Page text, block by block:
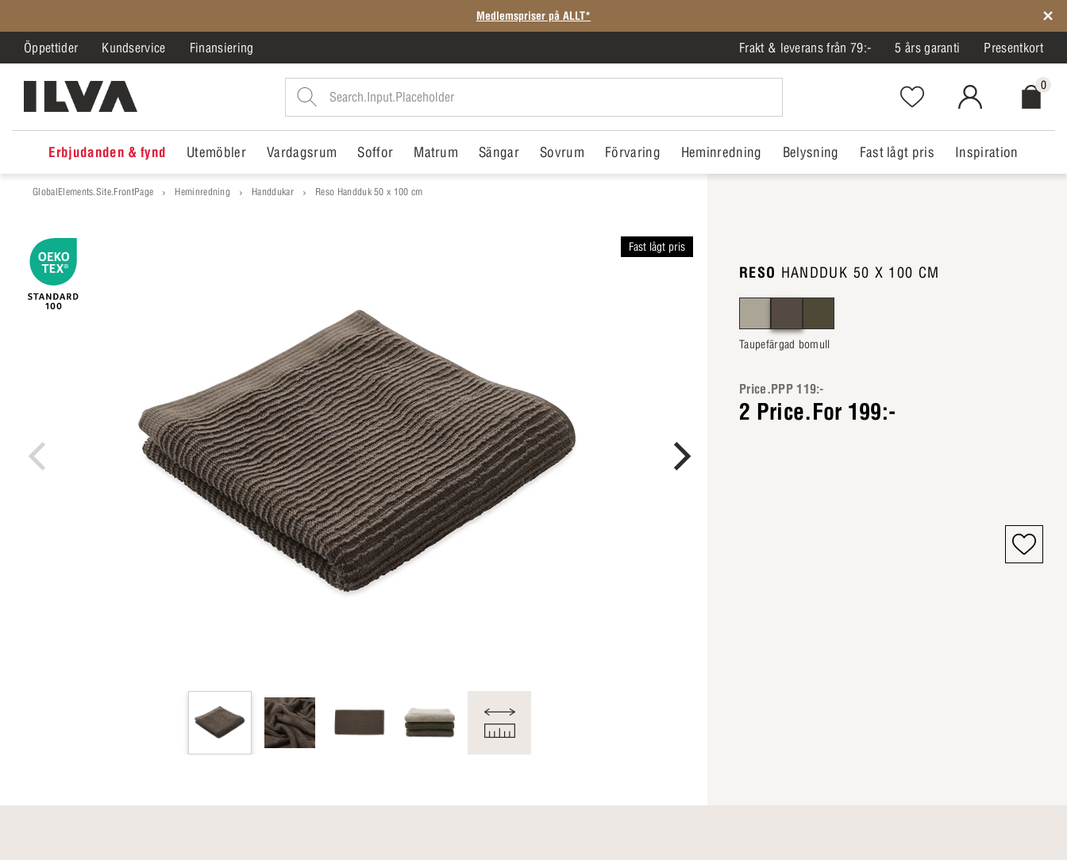
Medlemspriser på ALLT*
Öppettider Kundservice Finansiering Frakt & leverans från 79:- 5 års garanti Presentkort
Favorites.NavigationButton.Text
MitIlva.Login
0
Erbjudanden & fynd Utemöbler Vardagsrum Soffor Matrum Sängar Sovrum Förvaring Heminredning Belysning Fast lågt pris Inspiration
GlobalElements.Site.FrontPage Heminredning Handdukar Reso Handduk 50 x 100 cm
Fast lågt pris
RESO HANDDUK 50 X 100 CM
Taupefärgad bomull
Price.PPP 119:-
2 Price.For 199:-